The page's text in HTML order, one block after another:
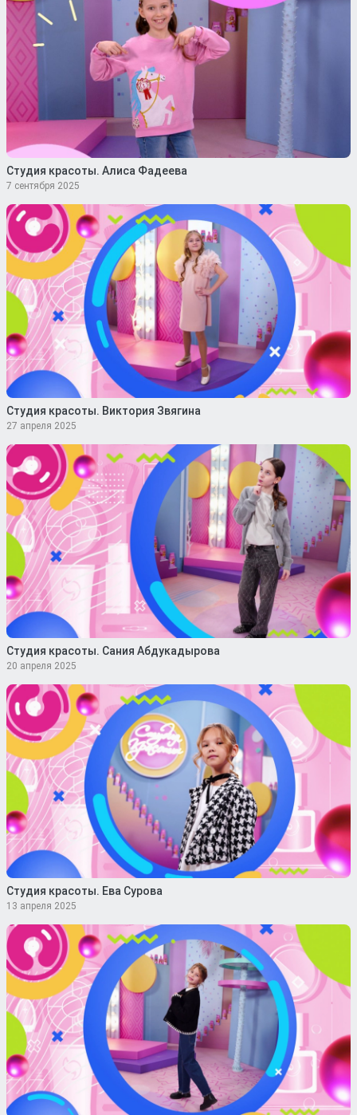
Студия красоты. Алиса Фадеева
7 сентября 2025
Студия красоты. Виктория Звягина
27 апреля 2025
Студия красоты. Сания Абдукадырова
20 апреля 2025
Студия красоты. Ева Сурова
13 апреля 2025